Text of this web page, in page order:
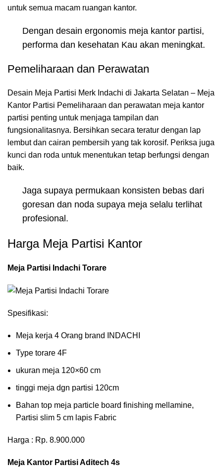
untuk semua macam ruangan kantor.
Dengan desain ergonomis meja kantor partisi,
performa dan kesehatan Kau akan meningkat.
Pemeliharaan dan Perawatan
Desain Meja Partisi Merk Indachi di Jakarta Selatan – Meja
Kantor Partisi Pemeliharaan dan perawatan meja kantor
partisi penting untuk menjaga tampilan dan
fungsionalitasnya. Bersihkan secara teratur dengan lap
lembut dan cairan pembersih yang tak korosif. Periksa juga
kunci dan roda untuk menentukan tetap berfungsi dengan
baik.
Jaga supaya permukaan konsisten bebas dari
goresan dan noda supaya meja selalu terlihat
profesional.
Harga Meja Partisi Kantor
Meja Partisi Indachi Torare
Spesifikasi:
Meja kerja 4 Orang brand INDACHI
Type torare 4F
ukuran meja 120×60 cm
tinggi meja dgn partisi 120cm
Bahan top meja particle board finishing mellamine,
Partisi slim 5 cm lapis Fabric
Harga : Rp. 8.900.000
Meja Kantor Partisi Aditech 4s